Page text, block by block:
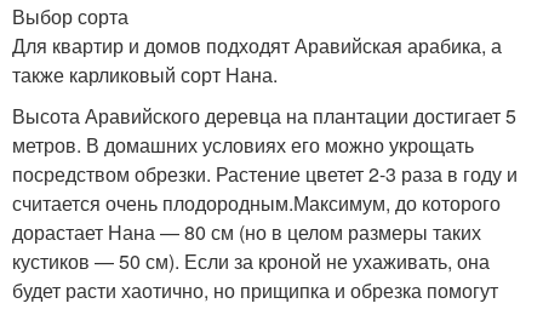
Выбор сорта
Для квартир и домов подходят Аравийская арабика, а
также карликовый сорт Нана.
Высота Аравийского деревца на плантации достигает 5
метров. В домашних условиях его можно укрощать
посредством обрезки. Растение цветет 2-3 раза в году и
считается очень плодородным.Максимум, до которого
дорастает Нана — 80 см (но в целом размеры таких
кустиков — 50 см). Если за кроной не ухаживать, она
будет расти хаотично, но прищипка и обрезка помогут